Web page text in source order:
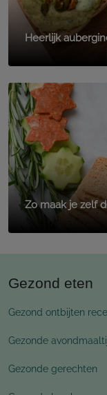
Heerlijk
Zo maak je zelf
Gezond eten
Gezond ontbijten
Gezonde
Gezonde gerechten